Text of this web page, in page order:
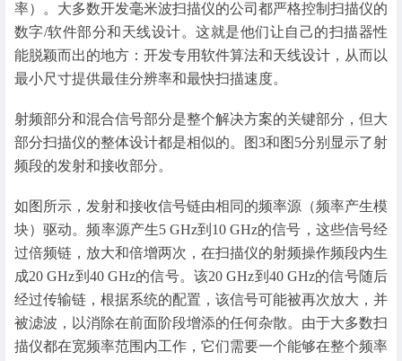
率）。大多数开发毫米波扫描仪的公司都严格控制扫描仪的
数字/软件部分和天线设计。这就是他们让自己的扫描器性
能脱颖而出的地方：开发专用软件算法和天线设计，从而以
最小尺寸提供最佳分辨率和最快扫描速度。
射频部分和混合信号部分是整个解决方案的关键部分，但大
部分扫描仪的整体设计都是相似的。图3和图5分别显示了射
频段的发射和接收部分。
如图所示，发射和接收信号链由相同的频率源（频率产生模
块）驱动。频率源产生5 GHz到10 GHz的信号，这些信号经
过倍频链，放大和倍增两次，在扫描仪的射频操作频段内生
成20 GHz到40 GHz的信号。该20 GHz到40 GHz的信号随后
经过传输链，根据系统的配置，该信号可能被再次放大，并
被滤波，以消除在前面阶段增添的任何杂散。由于大多数扫
描仪都在宽频率范围内工作，它们需要一个能够在整个频率